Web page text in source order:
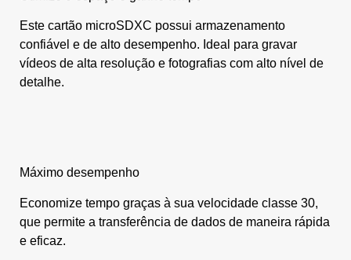
Este cartão microSDXC possui armazenamento
confiável e de alto desempenho. Ideal para gravar
vídeos de alta resolução e fotografias com alto nível de
detalhe.
Máximo desempenho
Economize tempo graças à sua velocidade classe 30,
que permite a transferência de dados de maneira rápida
e eficaz.